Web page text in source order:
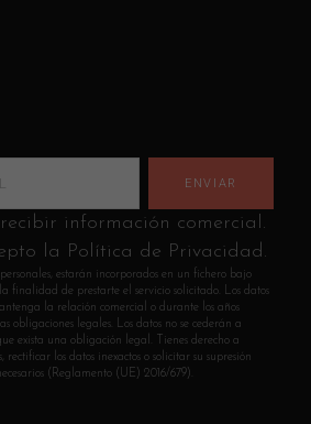
información comercial.
la Política de Privacidad.
estarán incorporados en un fichero bajo
finalidad de prestarte el servicio solicitado. Los datos
la relación comercial o durante los años
obligaciones legales. Los datos no se cederán a
exista una obligación legal. Tienes derecho a
rectificar los datos inexactos o solicitar su supresión
(Reglamento (UE) 2016/679).